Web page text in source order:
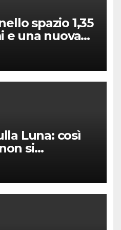
spazio 1,35
e una nuova
Luna: così
si